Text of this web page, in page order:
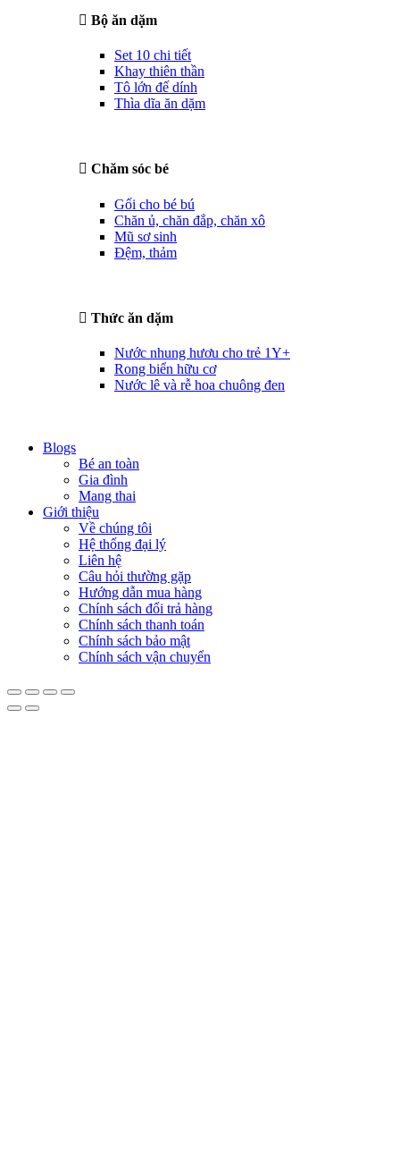
Bộ ăn dặm
Set 10 chi tiết
Khay thiên thần
Tô lớn đế dính
Thìa dĩa ăn dặm
Chăm sóc bé
Gối cho bé bú
Chăn ủ, chăn đắp, chăn xô
Mũ sơ sinh
Đệm, thảm
Thức ăn dặm
Nước nhung hươu cho trẻ 1Y+
Rong biển hữu cơ
Nước lê và rễ hoa chuông đen
Blogs
Bé an toàn
Gia đình
Mang thai
Giới thiệu
Về chúng tôi
Hệ thống đại lý
Liên hệ
Câu hỏi thường gặp
Hướng dẫn mua hàng
Chính sách đổi trả hàng
Chính sách thanh toán
Chính sách bảo mật
Chính sách vận chuyển